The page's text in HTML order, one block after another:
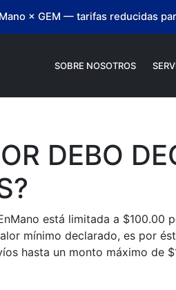
× GEM — tarifas reducidas
SOBRE NOSOTROS
DEBO
está limitada a $100.00
mínimo declarado, es por
hasta un monto máximo de